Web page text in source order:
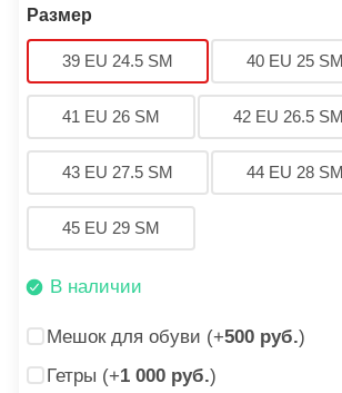
Размер
39 EU 24.5 SM 40 EU 25 SM
41 EU 26 SM 42 EU 26.5 SM
43 EU 27.5 SM 44 EU 28 SM
45 EU 29 SM
В наличии
Мешок для обуви (+500 руб.)
Гетры (+1 000 руб.)